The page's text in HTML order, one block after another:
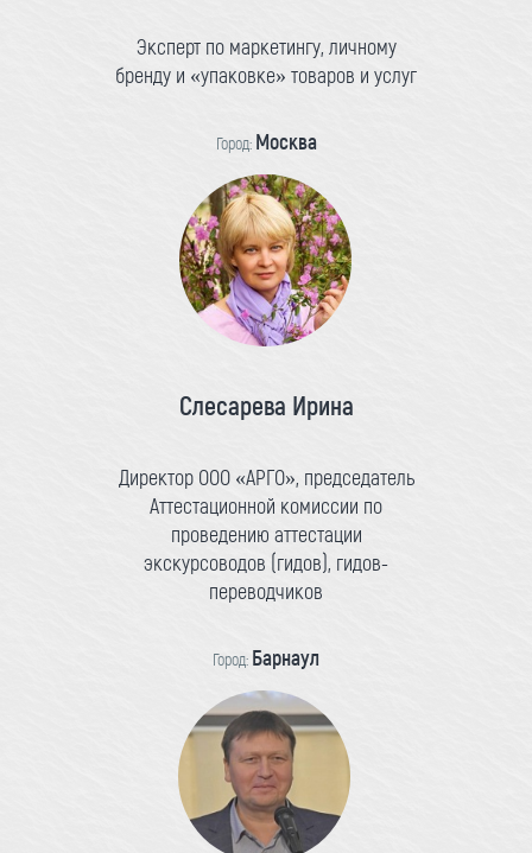
Эксперт по маркетингу, личному
бренду и «упаковке» товаров и услуг
Город: Москва
Слесарева Ирина
Директор ООО «АРГО», председатель
Аттестационной комиссии по
проведению аттестации
экскурсоводов (гидов), гидов-
переводчиков
Город: Барнаул